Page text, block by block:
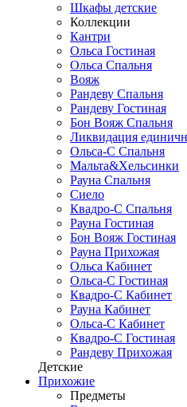
Шкафы детские
Коллекции
Кантри
Ольса Гостиная
Ольса Спальня
Вояж
Рандеву Спальня
Рандеву Гостиная
Бон Вояж Спальня
Ликвидация
Ольса-С Спальня
Мальта&Хельсинки
Рауна Спальня
Сиело
Квадро-С Спальня
Рауна Гостиная
Бон Вояж Гостиная
Рауна Прихожая
Ольса Кабинет
Ольса-С Гостиная
Квадро-С Кабинет
Рауна Кабинет
Ольса-С Кабинет
Квадро-С Гостиная
Рандеву Прихожая
Детские
Прихожие
Предметы